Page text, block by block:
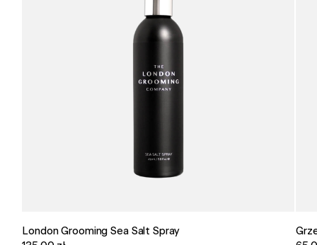
London Grooming Sea Salt Spray